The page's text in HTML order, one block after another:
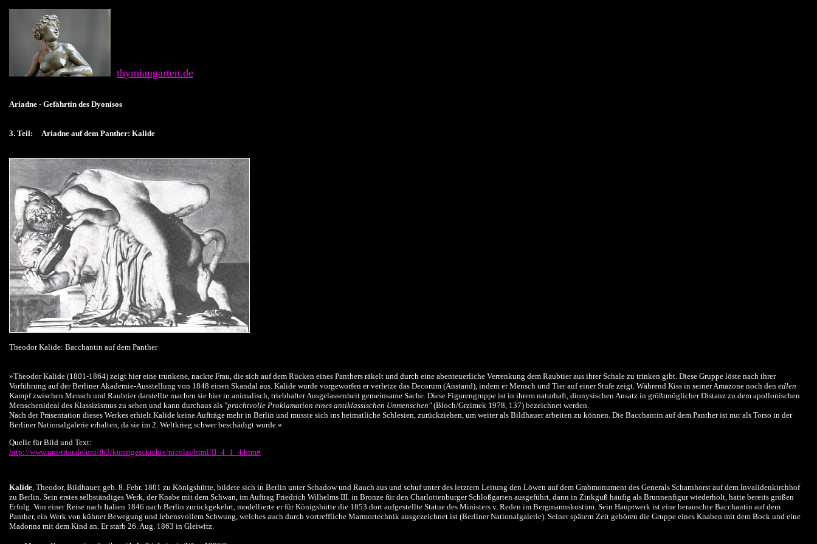
thymiangarten.de
Ariadne - Gefährtin des Dyonisos
3. Teil: Ariadne auf dem Panther: Kalide
Theodor Kalide: Bacchantin auf dem Panther
»Theodor Kalide (1801-1864) zeigt hier eine trunkene, nackte Frau, die sich auf dem Rücken eines Panthers räkelt und durch eine abenteuerliche Verrenkung dem Raubtier aus ihrer Schale zu trinken gibt. Diese Gruppe löste nach ihrer
Vorführung auf der Berliner Akademie-Ausstellung von 1848 einen Skandal aus. Kalide wurde vorgeworfen er verletze das Decorum (Anstand), indem er Mensch und Tier auf einer Stufe zeigt. Während Kiss in seiner Amazone noch den edlen
Kampf zwischen Mensch und Raubtier darstellte machen sie hier in animalisch, triebhafter Ausgelassenheit gemeinsame Sache. Diese Figurengruppe ist in ihrem naturhaft, dionysischen Ansatz in größtmöglicher Distanz zu dem apollonischen
Menschenideal des Klassizismus zu sehen und kann durchaus als "prachtvolle Proklamation eines antiklassischen Unmenschen"(Bloch/Grzimek 1978, 137) bezeichnet werden.
Nach der Präsentation dieses Werkes erhielt Kalide keine Aufträge mehr in Berlin und musste sich ins heimatliche Schlesien, zurückziehen, um weiter als Bildhauer arbeiten zu können. Die Bacchantin auf dem Panther ist nur als Torso in der
Berliner Nationalgalerie erhalten, da sie im 2. Weltkrieg schwer beschädigt wurde.«
Quelle für Bild und Text:
http://www.uni-trier.de/uni/fb3/kunstgeschichte/nicolai/html/II_4_1_4.htm#
Kalide, Theodor, Bildhauer, geb. 8. Febr. 1801 zu Königshütte, bildete sich in Berlin unter Schadow und Rauch aus und schuf unter des letztern Leitung den Löwen auf dem Grabmonument des Generals Scharnhorst auf dem Invalidenkirchhof
zu Berlin. Sein erstes selbständiges Werk, der Knabe mit dem Schwan, im Auftrag Friedrich Wilhelms III. in Bronze für den Charlottenburger Schloßgarten ausgeführt, dann in Zinkguß häufig als Brunnenfigur wiederholt, hatte bereits großen
Erfolg. Von einer Reise nach Italien 1846 nach Berlin zurückgekehrt, modellierte er für Königshütte die 1853 dort aufgestellte Statue des Ministers v. Reden im Bergmannskostüm. Sein Hauptwerk ist eine berauschte Bacchantin auf dem
Panther, ein Werk von kühner Bewegung und lebensvollem Schwung, welches auch durch vortreffliche Marmortechnik ausgezeichnet ist (Berliner Nationalgalerie). Seiner spätern Zeit gehören die Gruppe eines Knaben mit dem Bock und eine
Madonna mit dem Kind an. Er starb 26. Aug. 1863 in Gleiwitz.